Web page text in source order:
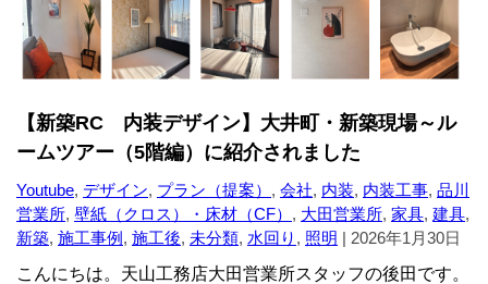
【新築RC 内装デザイン】大井町・新築現場～ル
ームツアー（5階編）に紹介されました
Youtube, デザイン, プラン（提案） , 会社, 内装, 内装工事, 品川
営業所, 壁紙（クロス）・床材（CF） , 大田営業所, 家具, 建具,
新築, 施工事例, 施工後, 未分類, 水回り , 照明 | 2026年1月30日
こんにちは。天山工務店大田営業所スタッフの後田です。